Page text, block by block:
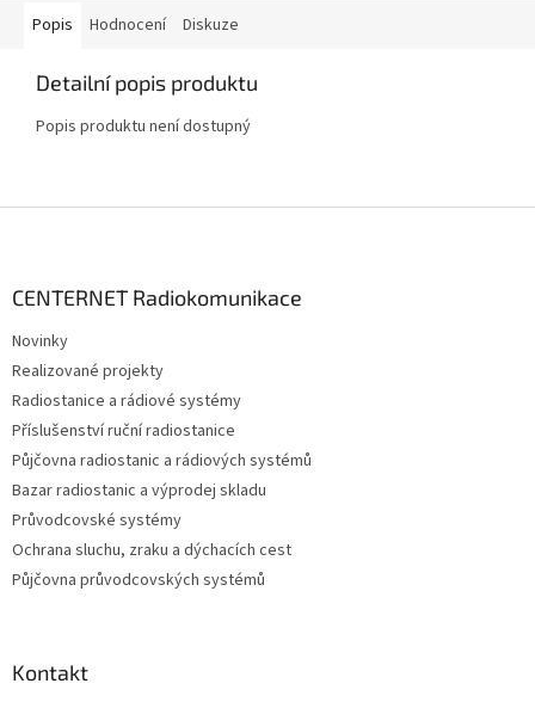
Popis Hodnocení Diskuze
Detailní popis produktu
Popis produktu není dostupný
CENTERNET Radiokomunikace
Novinky
Realizované projekty
Radiostanice a rádiové systémy
Příslušenství ruční radiostanice
Půjčovna radiostanic a rádiových systémů
Bazar radiostanic a výprodej skladu
Průvodcovské systémy
Ochrana sluchu, zraku a dýchacích cest
Půjčovna průvodcovských systémů
Kontakt